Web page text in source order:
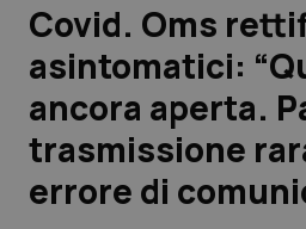
Scienza e Farmaci
Studi e Analisi
Lettere al direttore
Covid. Oms
asintomatici:
ancora aperta.
trasmissione
errore di